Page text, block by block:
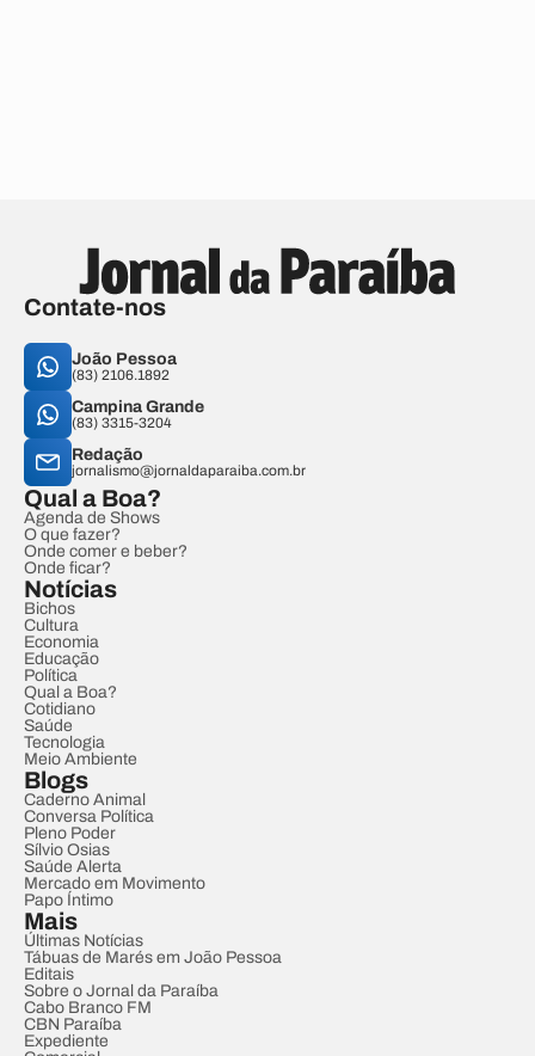
Contate-nos
João Pessoa
(83) 2106.1892
Campina Grande
(83) 3315-3204
Redação
jornalismo@jornaldaparaiba.com.br
Qual a Boa?
Agenda de Shows
O que fazer?
Onde comer e beber?
Onde ficar?
Notícias
Bichos
Cultura
Economia
Educação
Política
Qual a Boa?
Cotidiano
Saúde
Tecnologia
Meio Ambiente
Blogs
Caderno Animal
Conversa Política
Pleno Poder
Sílvio Osias
Saúde Alerta
Mercado em Movimento
Papo Íntimo
Mais
Últimas Notícias
Tábuas de Marés em João Pessoa
Editais
Sobre o Jornal da Paraíba
Cabo Branco FM
CBN Paraíba
Expediente